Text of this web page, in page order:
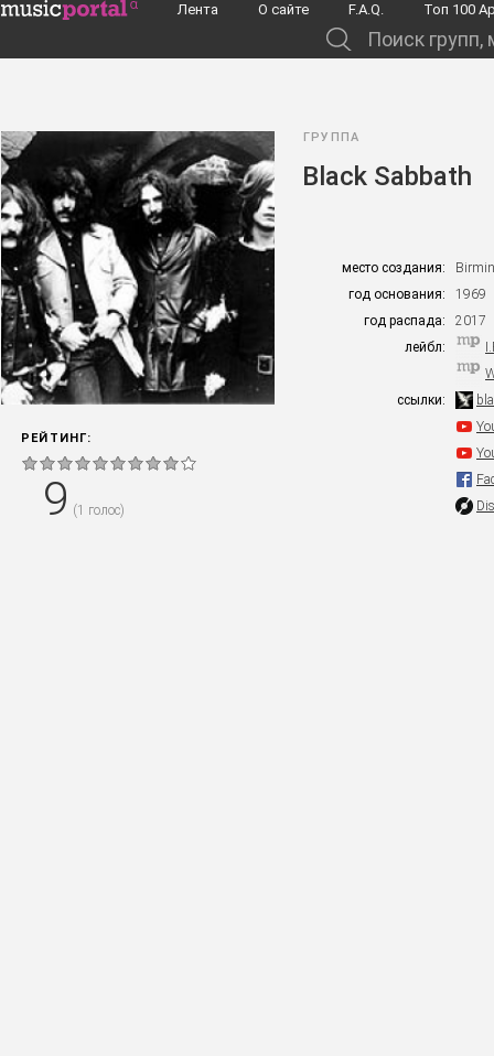
Перейти к основному содержанию
Лента О сайте F.A.Q. Toп 100
РЕЙТИНГ:
9 (1 голос)
ГРУППА
Black Sabbath
место создания:
год основания:
1969
год распада:
2017
лейбл:
ссылки: